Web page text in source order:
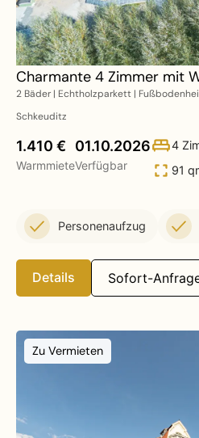
Charmante 4 Zimmer mit
2 Bäder | Echtholzparkett |
Schkeuditz
1.410 €
Warmmiete
01.10.2026
Verfügbar
4
91
Personenaufzug
Details Sofort-
Zu Vermieten